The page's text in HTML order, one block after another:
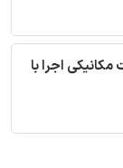
اجرا با